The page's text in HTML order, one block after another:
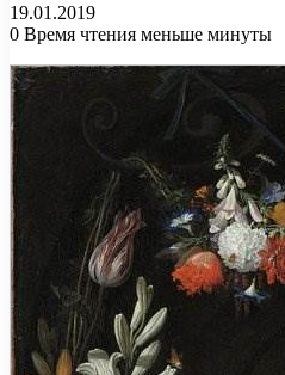
19.01.2019
0 Время чтения меньше минуты